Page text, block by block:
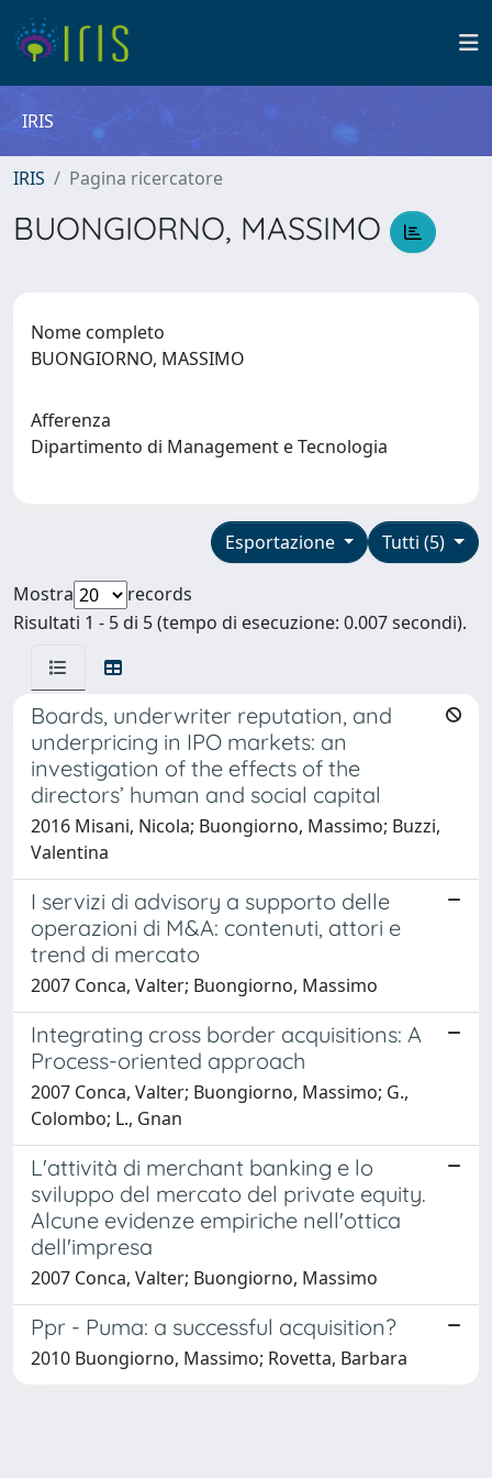
IRIS
IRIS Pagina ricercatore
BUONGIORNO, MASSIMO
Nome completo
BUONGIORNO, MASSIMO
Afferenza
Dipartimento di Management e Tecnologia
Tutti (5)
Esportazione
Mostra
records
Risultati 1 - 5 di 5 (tempo di esecuzione: 0.007 secondi).
Boards, underwriter reputation, and
underpricing in IPO markets: an
investigation of the effects of the
directors’ human and social capital
2016 Misani, Nicola; Buongiorno, Massimo; Buzzi,
Valentina
I servizi di advisory a supporto delle
operazioni di M&A: contenuti, attori e
trend di mercato
2007 Conca, Valter; Buongiorno, Massimo
Integrating cross border acquisitions: A
Process-oriented approach
2007 Conca, Valter; Buongiorno, Massimo; G.,
Colombo; L., Gnan
L'attività di merchant banking e lo
sviluppo del mercato del private equity.
Alcune evidenze empiriche nell'ottica
dell'impresa
2007 Conca, Valter; Buongiorno, Massimo
Ppr - Puma: a successful acquisition?
2010 Buongiorno, Massimo; Rovetta, Barbara